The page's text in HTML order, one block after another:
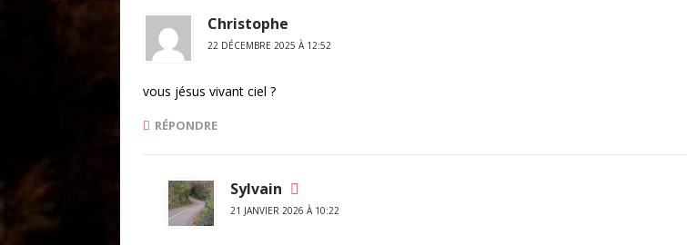
Christophe
22 DÉCEMBRE 2025 À 12:52
vous jésus vivant ciel ?
RÉPONDRE
Sylvain
21 JANVIER 2026 À 10:22